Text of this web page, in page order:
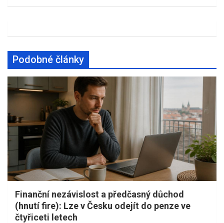
Podobné články
Finanční nezávislost a předčasný důchod
(hnutí fire): Lze v Česku odejít do penze ve
čtyřiceti letech